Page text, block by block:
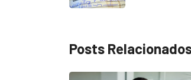
Posts